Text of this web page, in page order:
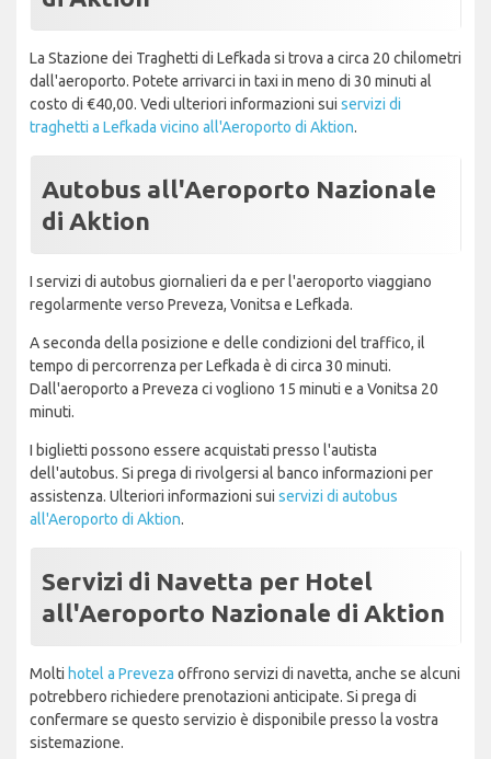
La Stazione dei Traghetti di Lefkada si trova a circa 20 chilometri
dall'aeroporto. Potete arrivarci in taxi in meno di 30 minuti al
costo di €40,00. Vedi ulteriori informazioni sui servizi di
traghetti a Lefkada vicino all'Aeroporto di Aktion.
Autobus all'Aeroporto Nazionale
di Aktion
I servizi di autobus giornalieri da e per l'aeroporto viaggiano
regolarmente verso Preveza, Vonitsa e Lefkada.
A seconda della posizione e delle condizioni del traffico, il
tempo di percorrenza per Lefkada è di circa 30 minuti.
Dall'aeroporto a Preveza ci vogliono 15 minuti e a Vonitsa 20
minuti.
I biglietti possono essere acquistati presso l'autista
dell'autobus. Si prega di rivolgersi al banco informazioni per
assistenza. Ulteriori informazioni sui servizi di autobus
all'Aeroporto di Aktion.
Servizi di Navetta per Hotel
all'Aeroporto Nazionale di Aktion
Molti hotel a Preveza offrono servizi di navetta, anche se alcuni
potrebbero richiedere prenotazioni anticipate. Si prega di
confermare se questo servizio è disponibile presso la vostra
sistemazione.